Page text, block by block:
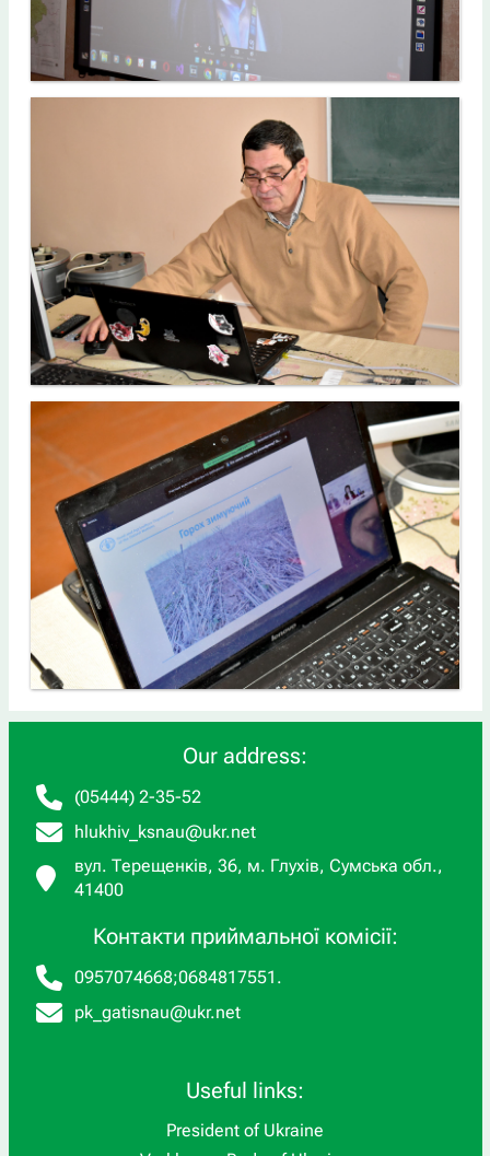
Our address:
(05444) 2-35-52
hlukhiv_ksnau@ukr.net
вул. Терещенків, 36, м. Глухів, Сумська обл.,
41400
Контакти приймальної комісії:
0957074668;0684817551 .
pk_gatisnau@ukr.net
Useful links:
President of Ukraine